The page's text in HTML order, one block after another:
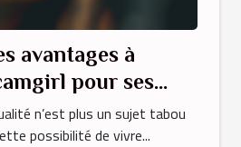
avantages à
pour ses
?
n’est plus un sujet tabou
possibilité de vivre...